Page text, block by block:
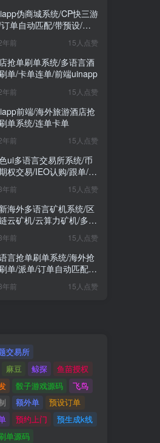
伪商城系统/CP快三游
单自动匹配/带预设/代
台
年前 15人点赞
抢单刷单系统/多语言酒
单/卡单连单/前端uinapp
年前 15人点赞
前端/海外旅游酒店抢
单系统/连单卡单
年前 15人点赞
ui多语言交易所系统/币
权交易/IEO认购/跟单/锁
年前 15人点赞
海外多语言矿机系统/区
云矿机/云算力矿机/多级
年前 15人点赞
言抢单刷单系统/海外抢
单/派单/订单自动匹配/
年前 15人点赞
交易所
麻豆 鲸探
鱼苗授权
骰子游戏源码
飞鸟
额外单
预设订单
预约上门
预生成k线
单源码